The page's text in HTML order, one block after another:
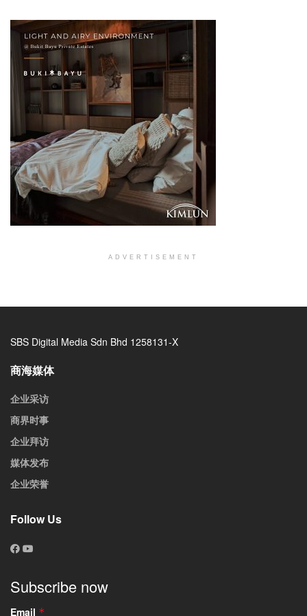
ADVERTISEMENT
SBS Digital Media Sdn Bhd 1258131-X
商海媒体
企业采访
商界时事
企业拜访
媒体发布
企业荣誉
Follow Us
Subscribe now
Email *